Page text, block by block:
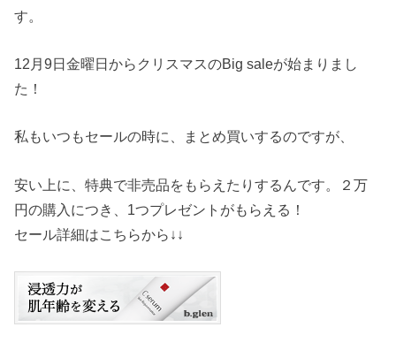
す。
12月9日金曜日からクリスマスのBig saleが始まりまし
た！
私もいつもセールの時に、まとめ買いするのですが、
安い上に、特典で非売品をもらえたりするんです。２万
円の購入につき、1つプレゼントがもらえる！
セール詳細はこちらから↓↓